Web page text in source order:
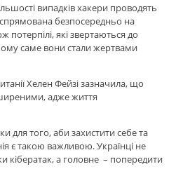
випадків хакери проводять
безпосередньо на
які звертаються до
саме вони стали жертвами
Хелен Фейзі зазначила, що
адже життя
для того, аби захистити себе та
є такою важливою. Українці не
кібератак, а головне – попередити